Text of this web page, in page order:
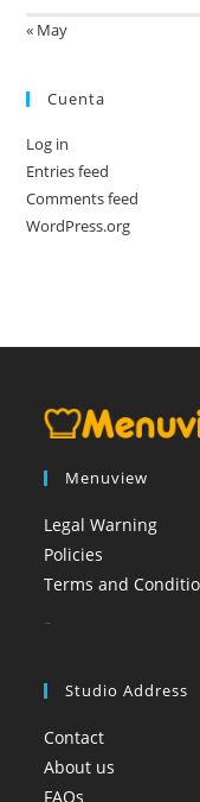
« May
Cuenta
Log in
Entries feed
Comments feed
WordPress.org
Menuview
Legal Warning
Policies
Terms and
Studio Address
Contact
About us
FAQs